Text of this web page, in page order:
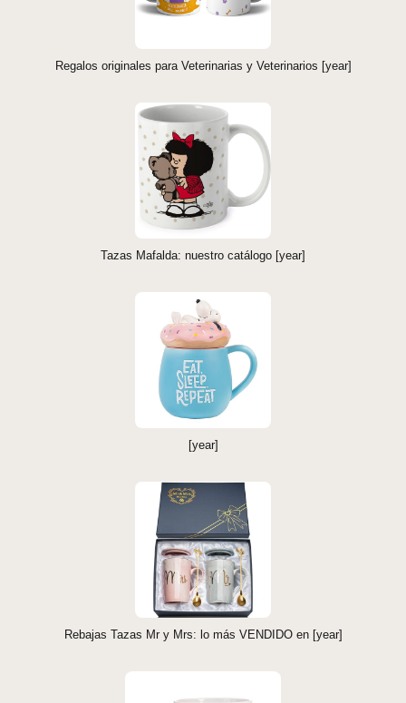
Regalos originales para Veterinarias y Veterinarios [year]
Tazas Mafalda: nuestro catálogo [year]
[year]
Rebajas Tazas Mr y Mrs: lo más VENDIDO en [year]